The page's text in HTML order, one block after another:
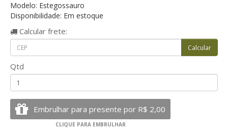
Modelo: Estegossauro
Disponibilidade: Em estoque
Calcular frete:
Qtd